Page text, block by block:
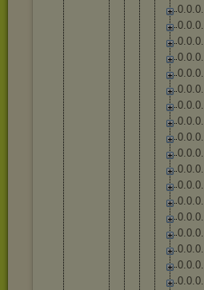
0.0.0.
0.0.0.
0.0.0.
0.0.0.
0.0.0.
0.0.0.
0.0.0.
0.0.0.
0.0.0.
0.0.0.
0.0.0.
0.0.0.
0.0.0.
0.0.0.
0.0.0.
0.0.0.
0.0.0.
0.0.0.